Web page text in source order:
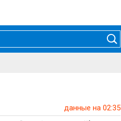
данные на 02:35